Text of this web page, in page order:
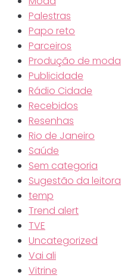
Palestras
Papo reto
Parceiros
Produção de moda
Publicidade
Rádio Cidade
Recebidos
Resenhas
Rio de Janeiro
Saúde
Sem categoria
Sugestão da leitora
temp
Trend alert
TVE
Uncategorized
Vai ali
Vitrine